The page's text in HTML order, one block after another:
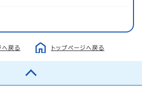
へ戻る トップページへ戻る